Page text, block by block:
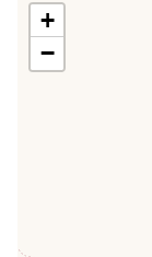
+
−